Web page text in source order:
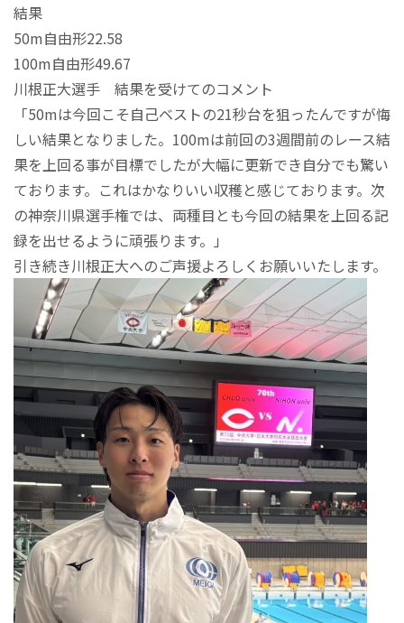
結果
50m自由形22.58
100m自由形49.67
川根正大選手 結果を受けてのコメント
「50mは今回こそ自己ベストの21秒台を狙ったんですが悔
しい結果となりました。100mは前回の3週間前のレース結
果を上回る事が目標でしたが大幅に更新でき自分でも驚い
ております。これはかなりいい収穫と感じております。次
の神奈川県選手権では、両種目とも今回の結果を上回る記
録を出せるように頑張ります。」
引き続き川根正大へのご声援よろしくお願いいたします。